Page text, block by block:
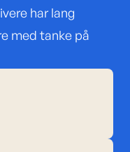
har lang
med tanke på